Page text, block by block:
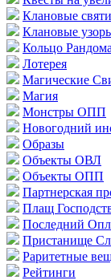
Клановые
Клановые
Кольцо Рандома
Лотерея
Магические
Магия
Монстры ОПП
Новогодний
Образы
Объекты ОВЛ
Объекты ОПП
Партнерская
Плащ
Последний
Пристанище
Раритетные
Рейтинги